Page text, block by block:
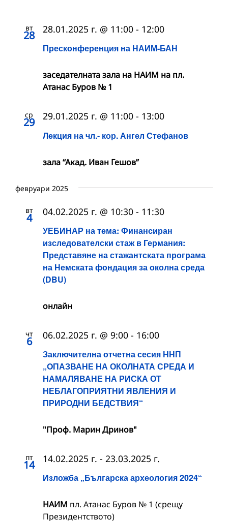
вт
28
Пресконференция на НАИМ-БАН
28.01.2025 г. @ 11:00 - 12:00
заседателната зала на НАИМ на пл.
Атанас Буров № 1
ср
29
Лекция на чл.- кор. Ангел Стефанов
29.01.2025 г. @ 11:00 - 13:00
зала “Акад. Иван Гешов”
февруари 2025
вт
4
УЕБИНАР на тема: Финансиран
изследователски стаж в Германия:
Представяне на стажантската програма
на Немската фондация за околна среда
(DBU)
04.02.2025 г. @ 10:30 - 11:30
онлайн
чт
6
Заключителна отчетна сесия ННП
„OПАЗВАНЕ НА ОКОЛНАТА СРЕДА И
НАМАЛЯВАНЕ НА РИСКА ОТ
НЕБЛАГОПРИЯТНИ ЯВЛЕНИЯ И
ПРИРОДНИ БЕДСТВИЯ“
06.02.2025 г. @ 9:00 - 16:00
"Проф. Марин Дринов"
пт
14
Изложба „Българска археология 2024“
14.02.2025 г. - 23.03.2025 г.
НАИМ пл. Атанас Буров № 1 (срещу
Президентството)